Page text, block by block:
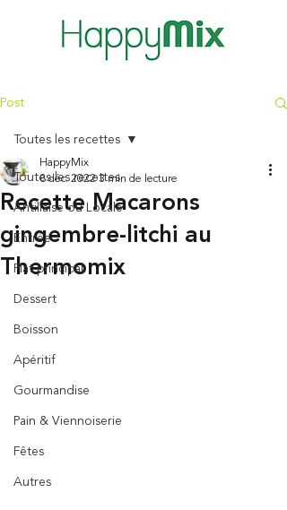
Post
Toutes les recettes
Antillaise ou Locale
Entrée
Plat principal
Dessert
Boisson
Apéritif
Gourmandise
Pain & Viennoiserie
Fêtes
Autres
Toutes les recettes
Recette Macarons
gingembre-litchi au
Thermomix
HappyMix
8 déc. 2022 3 min de lecture